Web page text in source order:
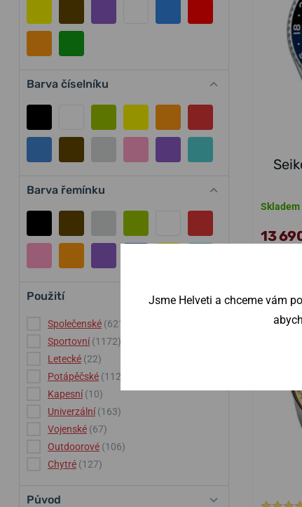
Barva číselníku
Barva řemínku
Použití
Společenské (621)
Sportovní (1172)
Letecké (22)
Potápěčské (112)
Kapesní (10)
Univerzální (163)
Vojenské (67)
Outdoorové (106)
Chytré (127)
Původ
Skladem
13
NA
Jsme Helveti a chceme vám